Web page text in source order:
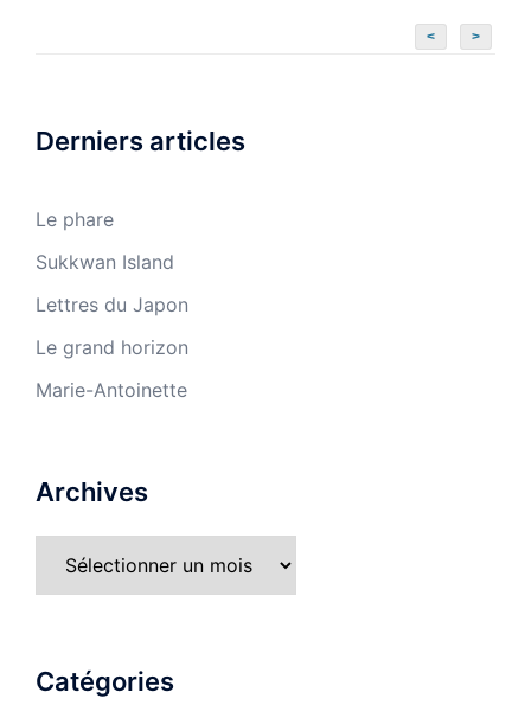
< >
Derniers articles
Le phare
Sukkwan Island
Lettres du Japon
Le grand horizon
Marie-Antoinette
Archives
Catégories